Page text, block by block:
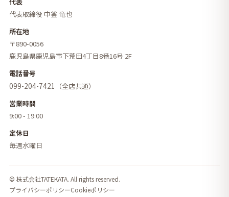
代表取締役 中釜 竜也
所在地
〒890-0056
鹿児島県鹿児島市下荒田4丁目8番16号 2F
電話番号
099-204-7421
（全店共通）
営業時間
9:00 - 19:00
定休日
毎週水曜日
© 株式会社TATEKATA. All rights reserved.
プライバシーポリシーCookieポリシー